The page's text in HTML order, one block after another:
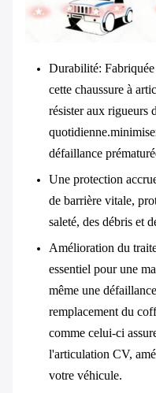
Durabilité:
cette chaussure à
résister aux rigueurs
défaillance
Une protection
de barrière vitale,
saleté, des débris et
Amélioration du
essentiel pour une
même une
remplacement du
comme celui-ci
l'articulation CV,
votre véhicule.